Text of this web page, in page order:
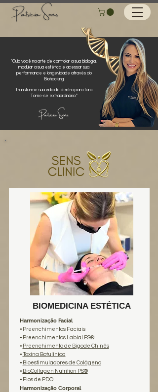
​"Guio você na arte de controlar a sua biologia,
modular a sua estética e acessar sua
performance e longevidade através do
Biohacking.
Transforme sua vida de dentro para fora.
Torne-se extraordinário."
BIOMEDICINA ESTÉTICA
Harmonização Facial
• Preenchimentos Faciais
• Preenchimentos Labial PS®
• Preenchimento de Bigode Chinês
•Toxina Botulínica
• Bioestimuladores de Colágeno
• BioCollagen Nutrition PS®
• Fios de PDO
Harmonização Corporal